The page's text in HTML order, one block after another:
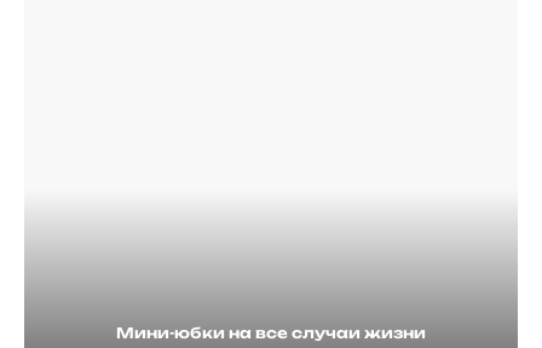
Мини-юбки на все случаи жизни